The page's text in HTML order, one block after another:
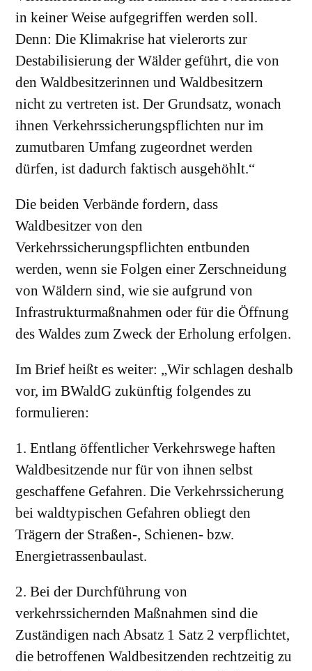
in keiner Weise aufgegriffen werden soll.
Denn: Die Klimakrise hat vielerorts zur
Destabilisierung der Wälder geführt, die von
den Waldbesitzerinnen und Waldbesitzern
nicht zu vertreten ist. Der Grundsatz, wonach
ihnen Verkehrssicherungspflichten nur im
zumutbaren Umfang zugeordnet werden
dürfen, ist dadurch faktisch ausgehöhlt.“
Die beiden Verbände fordern, dass
Waldbesitzer von den
Verkehrssicherungspflichten entbunden
werden, wenn sie Folgen einer Zerschneidung
von Wäldern sind, wie sie aufgrund von
Infrastrukturmaßnahmen oder für die Öffnung
des Waldes zum Zweck der Erholung erfolgen.
Im Brief heißt es weiter: „Wir schlagen deshalb
vor, im BWaldG zukünftig folgendes zu
formulieren:
1. Entlang öffentlicher Verkehrswege haften
Waldbesitzende nur für von ihnen selbst
geschaffene Gefahren. Die Verkehrssicherung
bei waldtypischen Gefahren obliegt den
Trägern der Straßen-, Schienen- bzw.
Energietrassenbaulast.
2. Bei der Durchführung von
verkehrssichernden Maßnahmen sind die
Zuständigen nach Absatz 1 Satz 2 verpflichtet,
die betroffenen Waldbesitzenden rechtzeitig zu